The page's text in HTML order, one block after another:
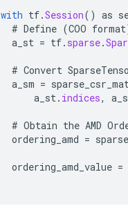
with tf.Session() as
# Define (COO format
a_st = tf. sparse.
# Convert
a_sm =
a_st . indices,
# Obtain the AMD
ordering_amd =
ordering_amd_value =